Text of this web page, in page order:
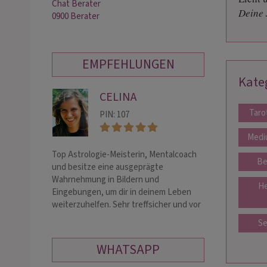
Chat Berater
0900 Berater
EMPFEHLUNGEN
CELINA
PIN: 107
Top Astrologie-Meisterin, Mentalcoach
und besitze eine ausgeprägte
Wahrnehmung in Bildern und
Eingebungen, um dir in deinem Leben
weiterzuhelfen. Sehr treffsicher und vor
Meine
dir Klarheit zu
die Seele der
einzutauchen.
mir auflösen u.
WHATSAPP
Deine